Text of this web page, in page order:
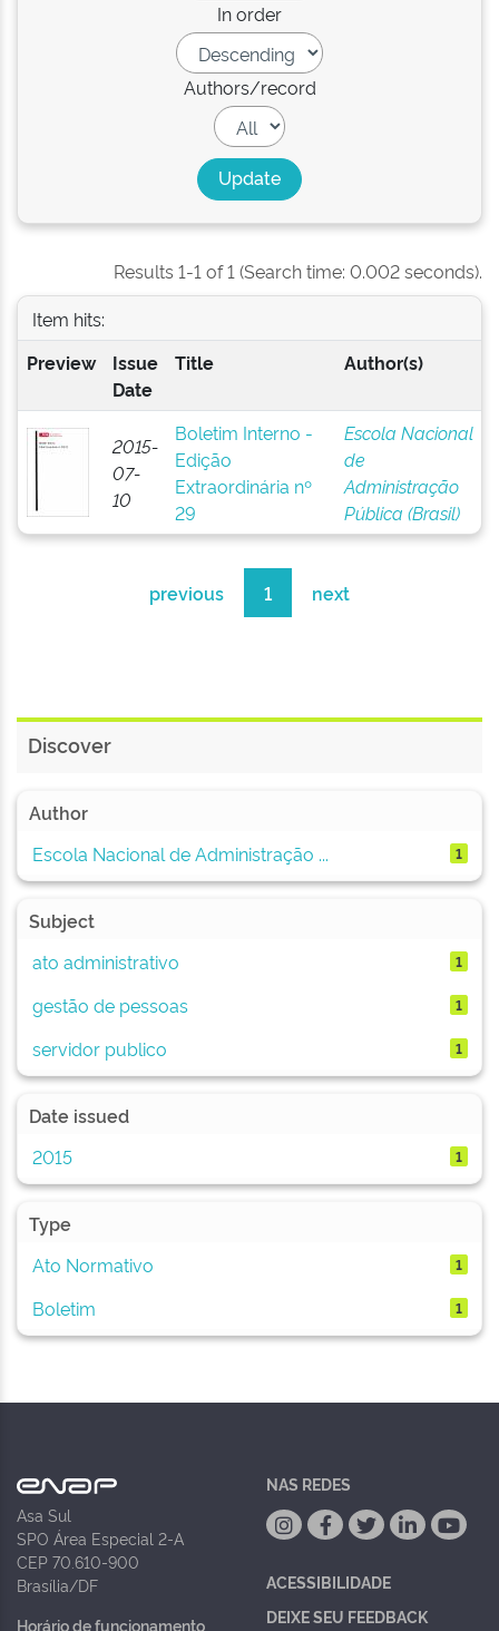
In order
Authors/record
Results 1-1 of 1 (Search time: 0.002 seconds).
Item hits:
Preview
Issue
Date
Title Author(s)
2015-
07-
10
Boletim Interno -
Edição
Extraordinária nº
29
Escola Nacional
de
Administração
Pública (Brasil)
previous 1 next
Discover
Author
Escola Nacional de Administração ...
1
Subject
ato administrativo
1
gestão de pessoas 1
servidor publico 1
Date issued
2015
1
Type
Ato Normativo
1
Boletim 1
Asa Sul
SPO Área Especial 2-A
CEP 70.610-900
Brasília/DF
Horário de funcionamento
NAS REDES
ACESSIBILIDADE
DEIXE SEU FEEDBACK